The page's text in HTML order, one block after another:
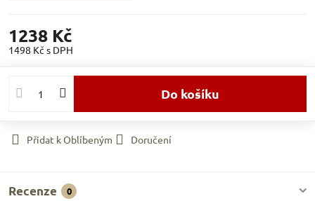
1238 Kč
1498 Kč s DPH
Do košíku
Přidat k Oblíbeným Doručení
Recenze 0